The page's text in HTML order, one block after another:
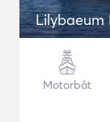
Lilybaeum
Motorbåt